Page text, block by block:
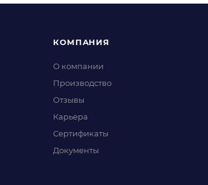
КОМПАНИЯ
О компании
Производство
Отзывы
Карьера
Сертификаты
Документы